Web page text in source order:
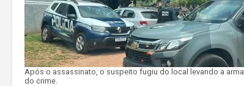
Após o assassinato, o suspeito fugiu do local levando a arma
do crime.